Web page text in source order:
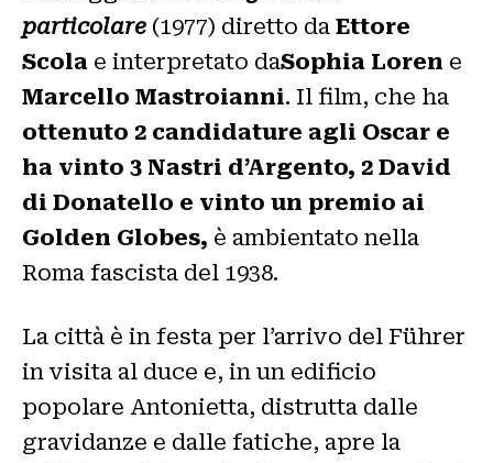
particolare (1977) diretto da Ettore
Scola e interpretato daSophia Loren e
Marcello Mastroianni. Il film, che ha
ottenuto 2 candidature agli Oscar e
ha vinto 3 Nastri d’Argento, 2 David
di Donatello e vinto un premio ai
Golden Globes, è ambientato nella
Roma fascista del 1938.
La città è in festa per l’arrivo del Führer
in visita al duce e, in un edificio
popolare Antonietta, distrutta dalle
gravidanze e dalle fatiche, apre la